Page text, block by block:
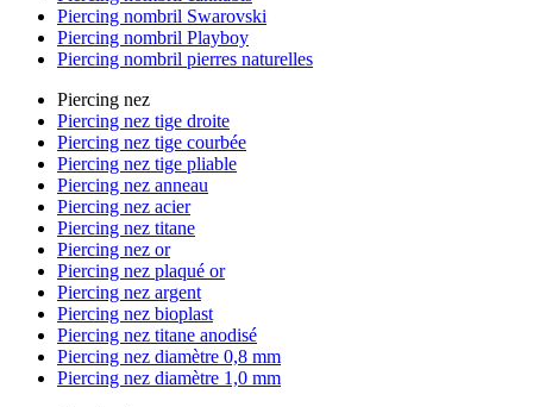
Piercing nombril Swarovski
Piercing nombril Playboy
Piercing nombril pierres naturelles
Piercing nez
Piercing nez tige droite
Piercing nez tige courbée
Piercing nez tige pliable
Piercing nez anneau
Piercing nez acier
Piercing nez titane
Piercing nez or
Piercing nez plaqué or
Piercing nez argent
Piercing nez bioplast
Piercing nez titane anodisé
Piercing nez diamètre 0,8 mm
Piercing nez diamètre 1,0 mm